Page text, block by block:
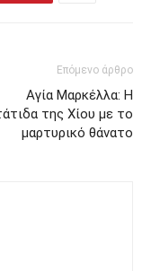
Επόμενο άρθρο
Αγία Μαρκέλλα: Η
της Χίου με το
μαρτυρικό θάνατο